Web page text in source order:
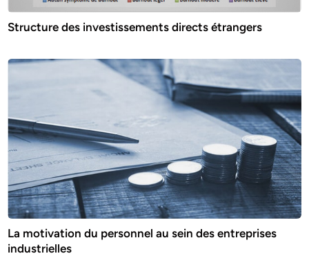
Structure des investissements directs étrangers
La motivation du personnel au sein des entreprises
industrielles